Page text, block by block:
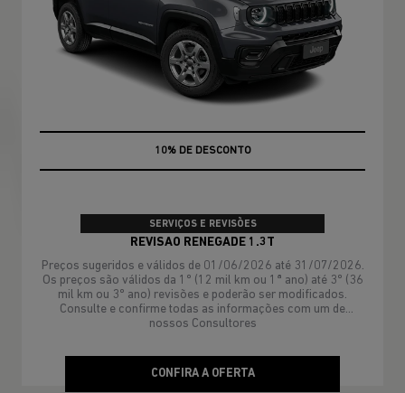
MÃO DE OBRA
SERVIÇOS E REVISÕES
REVISAO RENEGADE 1.3T
Preços sugeridos e válidos de 01/06/2026 até 31/07/2026.
Os preços são válidos da 1º (12 mil km ou 1ª ano) até 3º (36
mil km ou 3º ano) revisões e poderão ser modificados.
Consulte e confirme todas as informações com um de
nossos Consultores
CONFIRA A OFERTA